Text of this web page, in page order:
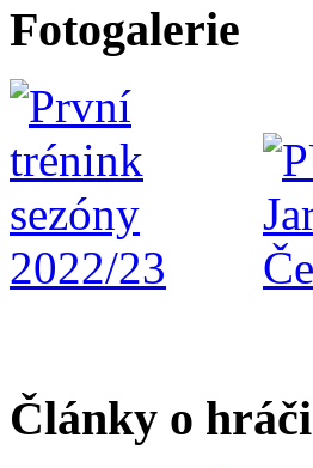
Fotogalerie
Články o hráči